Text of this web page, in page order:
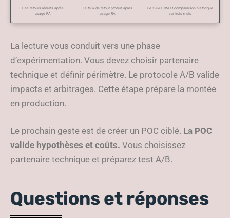
Des retours réduits après
usage RA
Le taux de retour produit après
usage RA
Le suivi CRM et comparaison historique
sur trois mois
La lecture vous conduit vers une phase
d’expérimentation. Vous devez choisir partenaire
technique et définir périmètre. Le protocole A/B valide
impacts et arbitrages. Cette étape prépare la montée
en production.
Le prochain geste est de créer un POC ciblé. La POC
valide hypothèses et coûts. Vous choisissez
partenaire technique et préparez test A/B.
Questions et réponses